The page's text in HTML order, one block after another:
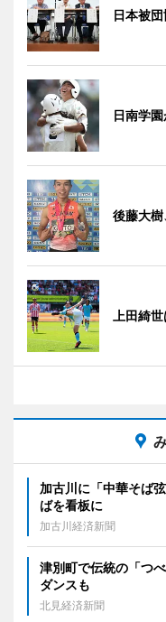
日本被
日南学
後藤大
上田綺
加古川に「中華そば
ばを看板に
加古川経済新聞
津別町で伝統の「つ
ダンスも
北見経済新聞